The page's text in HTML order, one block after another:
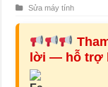
Sửa máy tính
lời — hỗ trợ